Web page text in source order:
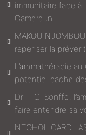
immunitaire face à
Cameroun
MAKOU
repenser la
L’aromathérapie
potentiel caché
Dr T. G. Sonffo,
faire entendre sa
NTOHOL CARD :